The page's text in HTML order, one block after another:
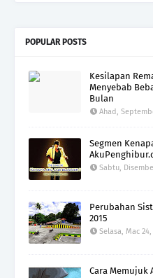
POPULAR POSTS
Kesilapan
Menyebab
Bulan
Ahad,
Segmen
Sabtu,
Perubahan
2015
Selasa, Mac 24,
Cara Memujuk